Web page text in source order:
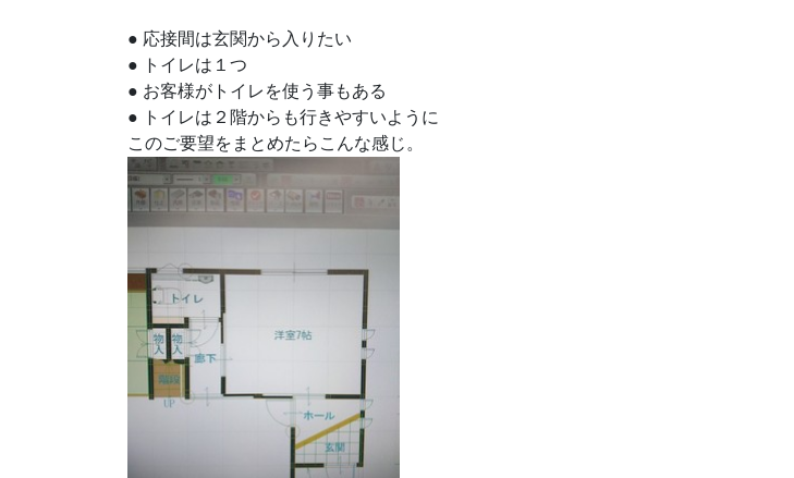
● 応接間は玄関から入りたい
● トイレは１つ
● お客様がトイレを使う事もある
● トイレは２階からも行きやすいように
このご要望をまとめたらこんな感じ。